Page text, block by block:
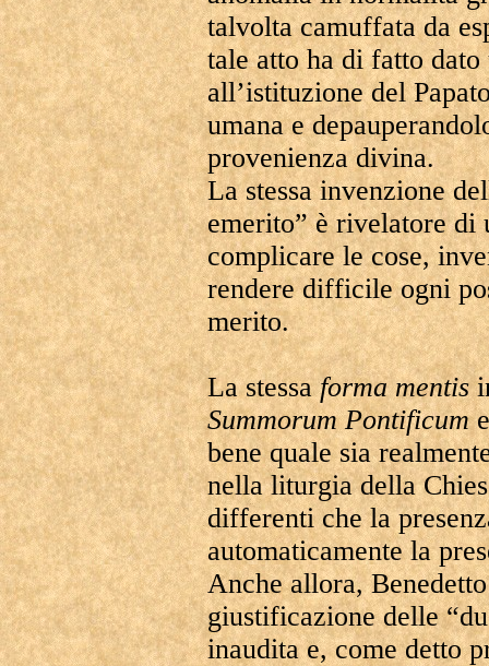
talvolta camuffata da
tale atto ha di fatto
all’istituzione del
umana e
provenienza divina.
La stessa invenzione
emerito” è rivelatore di
complicare le cose,
rendere difficile ogni
merito.
La stessaforma mentis
Summorum Pontificum
bene quale sia
nella liturgia della
differenti che la
automaticamente la
Anche allora,
giustificazione delle
inaudita e, come detto